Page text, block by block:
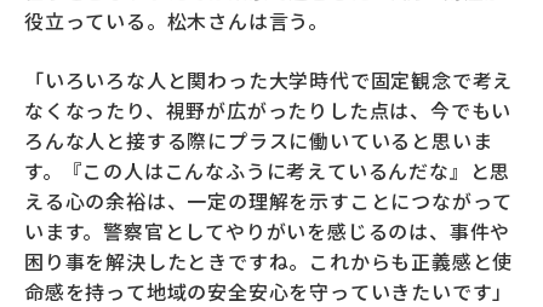
役立っている。松木さんは言う。
「いろいろな人と関わった大学時代で固定観念で考え
なくなったり、視野が広がったりした点は、今でもい
ろんな人と接する際にプラスに働いていると思いま
す。『この人はこんなふうに考えているんだな』と思
える心の余裕は、一定の理解を示すことにつながって
います。警察官としてやりがいを感じるのは、事件や
困り事を解決したときですね。これからも正義感と使
命感を持って地域の安全安心を守っていきたいです」